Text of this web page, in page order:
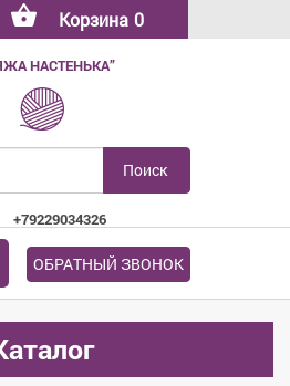
Корзина 0
НАСТЕНЬКА”
+79229034326
ОБРАТНЫЙ ЗВОНОК